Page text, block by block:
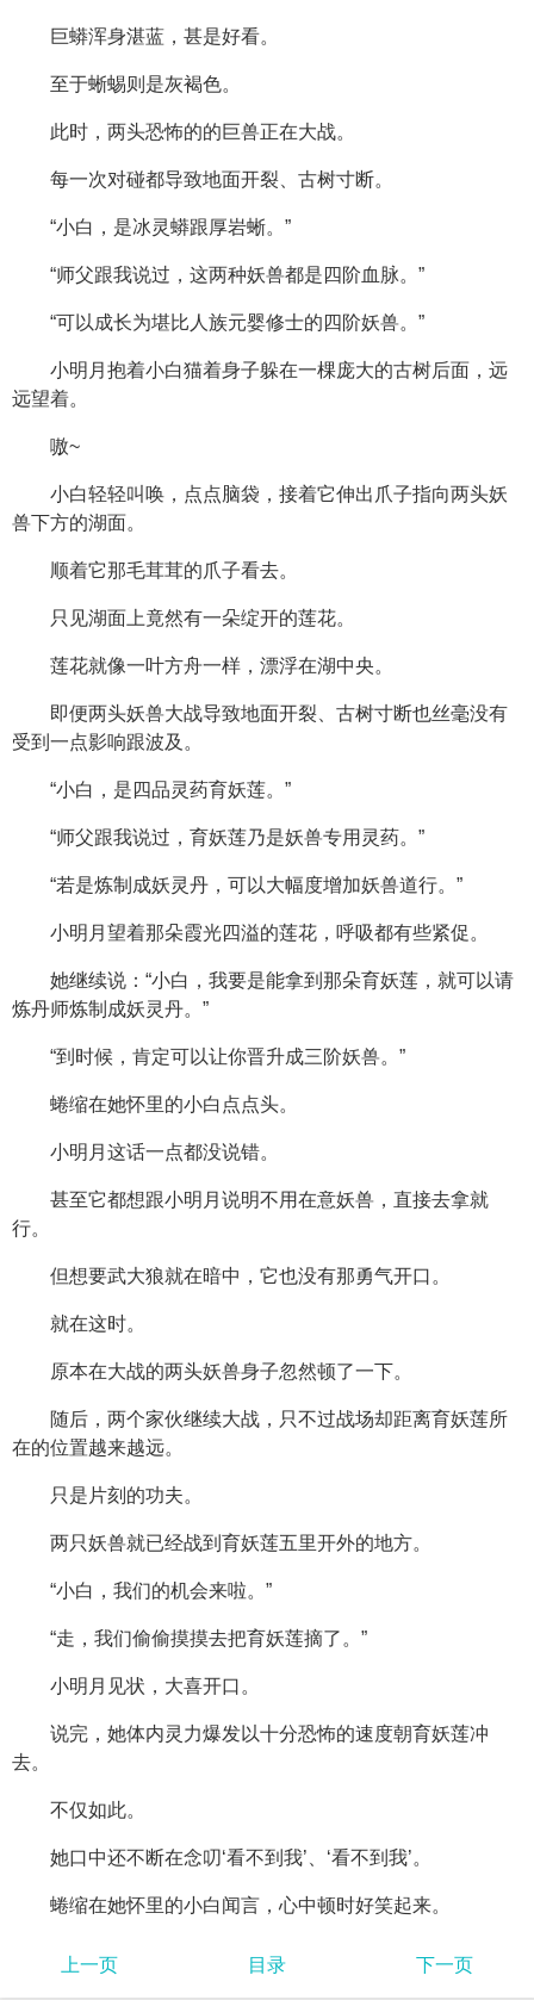
巨蟒浑身湛蓝，甚是好看。
至于蜥蜴则是灰褐色。
此时，两头恐怖的的巨兽正在大战。
每一次对碰都导致地面开裂、古树寸断。
“小白，是冰灵蟒跟厚岩蜥。”
“师父跟我说过，这两种妖兽都是四阶血脉。”
“可以成长为堪比人族元婴修士的四阶妖兽。”
小明月抱着小白猫着身子躲在一棵庞大的古树后面，远
远望着。
嗷~
小白轻轻叫唤，点点脑袋，接着它伸出爪子指向两头妖
兽下方的湖面。
顺着它那毛茸茸的爪子看去。
只见湖面上竟然有一朵绽开的莲花。
莲花就像一叶方舟一样，漂浮在湖中央。
即便两头妖兽大战导致地面开裂、古树寸断也丝毫没有
受到一点影响跟波及。
“小白，是四品灵药育妖莲。”
“师父跟我说过，育妖莲乃是妖兽专用灵药。”
“若是炼制成妖灵丹，可以大幅度增加妖兽道行。”
小明月望着那朵霞光四溢的莲花，呼吸都有些紧促。
她继续说：“小白，我要是能拿到那朵育妖莲，就可以请
炼丹师炼制成妖灵丹。”
“到时候，肯定可以让你晋升成三阶妖兽。”
蜷缩在她怀里的小白点点头。
小明月这话一点都没说错。
甚至它都想跟小明月说明不用在意妖兽，直接去拿就
行。
但想要武大狼就在暗中，它也没有那勇气开口。
就在这时。
原本在大战的两头妖兽身子忽然顿了一下。
随后，两个家伙继续大战，只不过战场却距离育妖莲所
在的位置越来越远。
只是片刻的功夫。
两只妖兽就已经战到育妖莲五里开外的地方。
“小白，我们的机会来啦。”
“走，我们偷偷摸摸去把育妖莲摘了。”
小明月见状，大喜开口。
说完，她体内灵力爆发以十分恐怖的速度朝育妖莲冲
去。
不仅如此。
她口中还不断在念叨‘看不到我’、‘看不到我’。
蜷缩在她怀里的小白闻言，心中顿时好笑起来。
上一页 目录 下一页